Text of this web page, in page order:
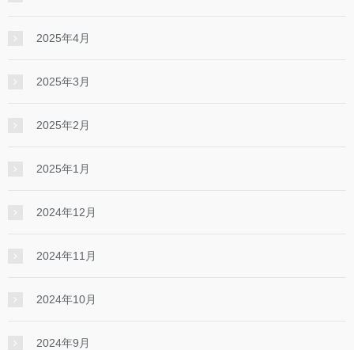
2025年4月
2025年3月
2025年2月
2025年1月
2024年12月
2024年11月
2024年10月
2024年9月